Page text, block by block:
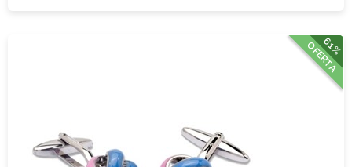
61%
OFERTA